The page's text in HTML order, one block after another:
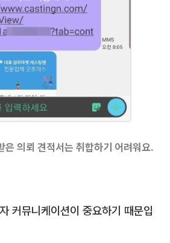
은 의뢰 견적서는 취합하기 어려워요.
커뮤니케이션이 중요하기 때문입